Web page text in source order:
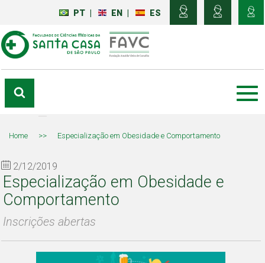
PT EN ES
Home >> Especialização em Obesidade e Comportamento
2/12/2019
Especialização em Obesidade e
Comportamento
Inscrições abertas